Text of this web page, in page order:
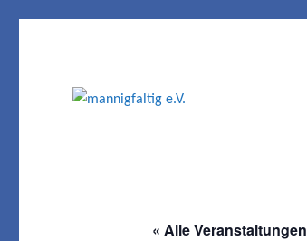
« Alle Veranstaltungen